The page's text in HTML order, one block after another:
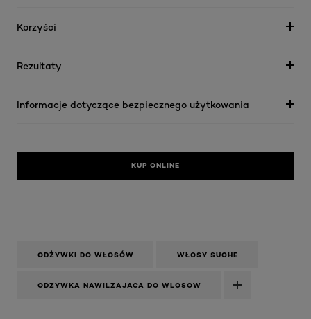
Korzyści
Rezultaty
Informacje dotyczące bezpiecznego użytkowania
KUP ONLINE
ODŻYWKI DO WŁOSÓW WŁOSY SUCHE
ODZYWKA NAWILZAJACA DO WLOSOW